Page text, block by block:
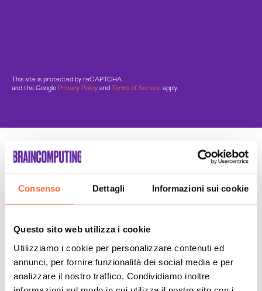
Consenso Dettagli Informazioni sui cookie
Questo sito web utilizza i cookie
Utilizziamo i cookie per personalizzare contenuti ed
annunci, per fornire funzionalità dei social media e per
analizzare il nostro traffico. Condividiamo inoltre
This site is protected by reCAPTCHA
and the Google Privacy Policy and Terms of Service apply.
Un Team di specialisti
Sempre a tuo supporto